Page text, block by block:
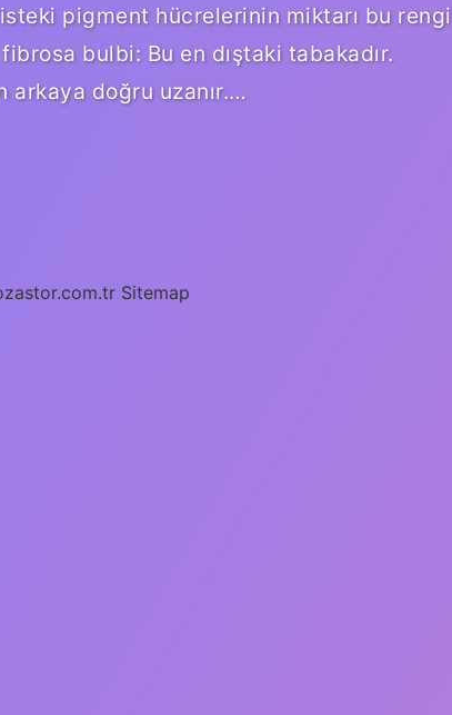
pigment hücrelerinin miktarı bu rengi
bulbi: Bu en dıştaki tabakadır.
arkaya doğru uzanır.…
Sitemap